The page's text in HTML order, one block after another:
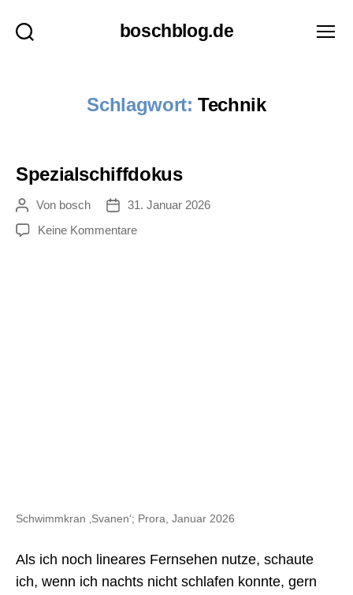
boschblog.de
Schlagwort: Technik
Spezialschiffdokus
Beitragsautor
Von bosch Veröffentlichungsdatum
31. Januar 2026
Keine Kommentarezu
Schwimmkran ‚Svanen‘; Prora, Januar 2026
Als ich noch lineares Fernsehen nutze, schaute
ich, wenn ich nachts nicht schlafen konnte, gern